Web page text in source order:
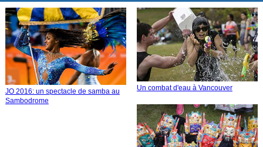
JO 2016: un spectacle de samba au
Sambodrome
Un combat d'eau à Vancouver